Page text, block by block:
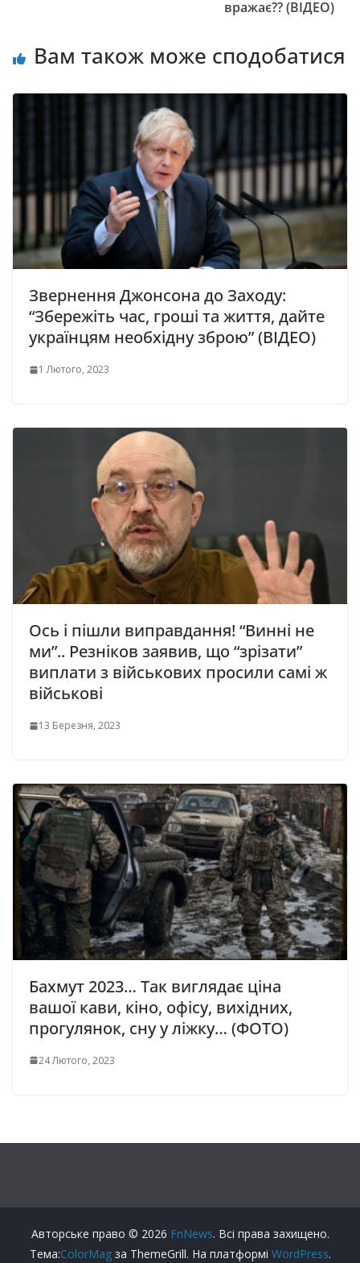
вражає?? (ВІДЕО)
Вам також може сподобатися
Звернення Джонсона до Заходу:
“Збережіть час, гроші та життя, дайте
українцям необхідну зброю” (ВІДЕО)
1 Лютого, 2023
Ось і пішли виправдання! “Винні не
ми”.. Резніков заявив, що “зрізати”
виплати з військових просили самі ж
військові
13 Березня, 2023
Бахмут 2023… Так виглядає ціна
вашої кави, кіно, офісу, вихідних,
прогулянок, сну у ліжку… (ФОТО)
24 Лютого, 2023
Авторське право © 2026 FnNews. Всі права захищено.
Тема:ColorMagза ThemeGrill. На платформі WordPress.